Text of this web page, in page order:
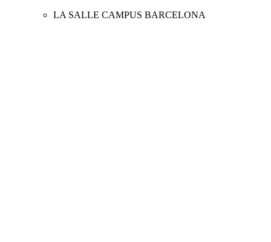
LA SALLE CAMPUS BARCELONA